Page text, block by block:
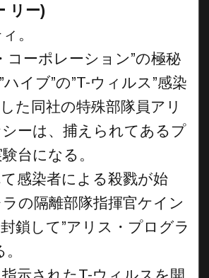
リー)
。
コーポレーション”の極秘
イブ”の”T-ウィルス”感染
た同社の特殊部隊員アリ
ーは、捕えられてあるプ
台になる。
感染者による殺戮が始
の隔離部隊指揮官ケイン
鎖して”アリス・プログラ